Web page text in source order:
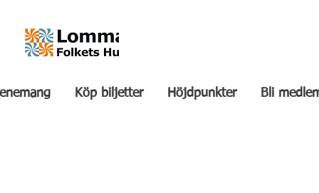
Köp biljetter Höjdpunkter Bli